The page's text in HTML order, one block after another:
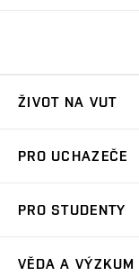
ŽIVOT NA VUT
Koleje
Sport na VUT
PRO UCHAZEČE
Dny otevřených dveří
PRO STUDENTY
VĚDA A VÝZKUM